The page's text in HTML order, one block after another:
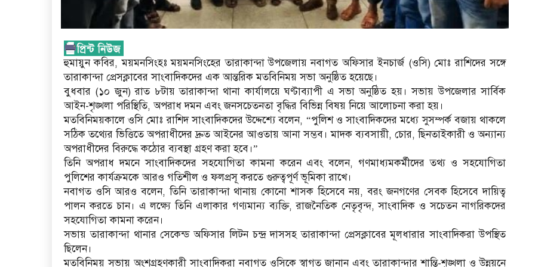
হুমায়ুন কবির, ময়মনসিংহঃ ময়মনসিংহের তারাকান্দা উপজেলায় নবাগত অফিসার ইনচার্জ (ওসি) মোঃ রাশিদের সঙ্গে
তারাকান্দা প্রেসক্লাবের সাংবাদিকদের এক আন্তরিক মতবিনিময় সভা অনুষ্ঠিত হয়েছে।
বুধবার (১০ জুন) রাত ৮টায় তারাকান্দা থানা কার্যালয়ে ঘণ্টাব্যাপী এ সভা অনুষ্ঠিত হয়। সভায় উপজেলার সার্বিক
আইন-শৃঙ্খলা পরিস্থিতি, অপরাধ দমন এবং জনসচেতনতা বৃদ্ধির বিভিন্ন বিষয় নিয়ে আলোচনা করা হয়।
মতবিনিময়কালে ওসি মোঃ রাশিদ সাংবাদিকদের উদ্দেশ্যে বলেন, “পুলিশ ও সাংবাদিকদের মধ্যে সুসম্পর্ক বজায় থাকলে
সঠিক তথ্যের ভিত্তিতে অপরাধীদের দ্রুত আইনের আওতায় আনা সম্ভব। মাদক ব্যবসায়ী, চোর, ছিনতাইকারী ও অন্যান্য
অপরাধীদের বিরুদ্ধে কঠোর ব্যবস্থা গ্রহণ করা হবে।”
তিনি অপরাধ দমনে সাংবাদিকদের সহযোগিতা কামনা করেন এবং বলেন, গণমাধ্যমকর্মীদের তথ্য ও সহযোগিতা
পুলিশের কার্যক্রমকে আরও গতিশীল ও ফলপ্রসূ করতে গুরুত্বপূর্ণ ভূমিকা রাখে।
নবাগত ওসি আরও বলেন, তিনি তারাকান্দা থানায় কোনো শাসক হিসেবে নয়, বরং জনগণের সেবক হিসেবে দায়িত্ব
পালন করতে চান। এ লক্ষ্যে তিনি এলাকার গণ্যমান্য ব্যক্তি, রাজনৈতিক নেতৃবৃন্দ, সাংবাদিক ও সচেতন নাগরিকদের
সহযোগিতা কামনা করেন।
সভায় তারাকান্দা থানার সেকেন্ড অফিসার লিটন চন্দ্র দাসসহ তারাকান্দা প্রেসক্লাবের মূলধারার সাংবাদিকরা উপস্থিত
ছিলেন।
মতবিনিময় সভায় অংশগ্রহণকারী সাংবাদিকরা নবাগত ওসিকে স্বাগত জানান এবং তারাকান্দার শান্তি-শৃঙ্খলা ও উন্নয়নে